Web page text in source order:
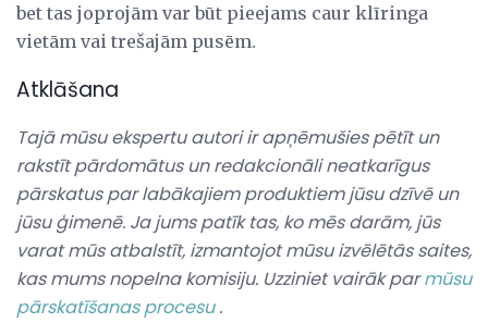
bet tas joprojām var būt pieejams caur klīringa
vietām vai trešajām pusēm.
Atklāšana
Tajā mūsu ekspertu autori ir apņēmušies pētīt un
rakstīt pārdomātus un redakcionāli neatkarīgus
pārskatus par labākajiem produktiem jūsu dzīvē un
jūsu ģimenē. Ja jums patīk tas, ko mēs darām, jūs
varat mūs atbalstīt, izmantojot mūsu izvēlētās saites,
kas mums nopelna komisiju. Uzziniet vairāk parmūsu
pārskatīšanas procesu.